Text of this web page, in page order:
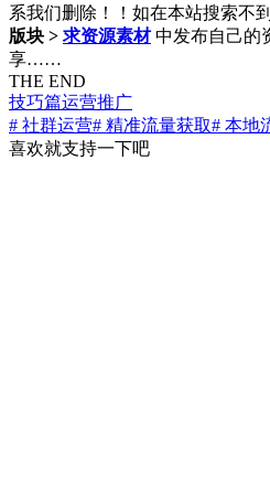
系我们删除！！如在本站搜索不
版块 > 求资源素材 中发布自己的
享……
THE END
技巧篇运营推广
# 社群运营# 精准流量​获取# 本地
喜欢就支持一下吧